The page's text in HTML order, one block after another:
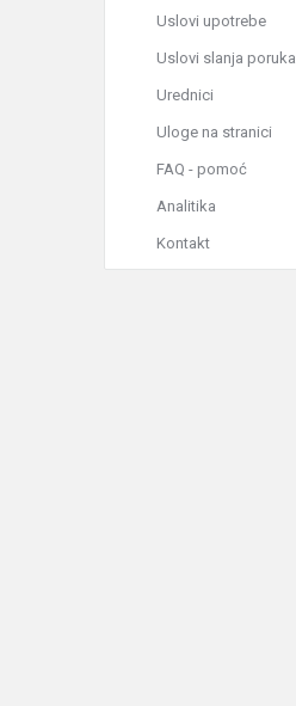
Uslovi upotrebe
Uslovi slanja poruka
Urednici
Uloge na stranici
FAQ - pomoć
Analitika
Kontakt